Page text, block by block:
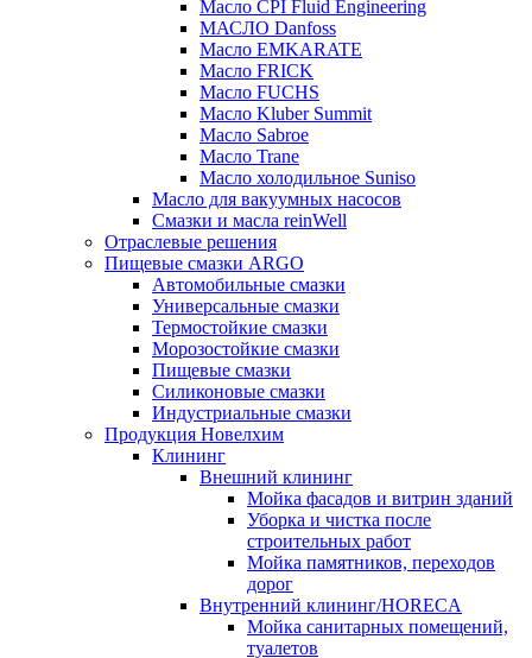
Масло CPI Fluid Engineering
МАСЛО Danfoss
Масло EMKARATE
Масло FRICK
Масло FUCHS
Масло Kluber Summit
Масло Sabroe
Масло Trane
Масло холодильное Suniso
Масло для вакуумных насосов
Смазки и масла reinWell
Отраслевые решения
Пищевые смазки ARGO
Автомобильные смазки
Универсальные смазки
Термостойкие смазки
Морозостойкие смазки
Пищевые смазки
Силиконовые смазки
Индустриальные смазки
Продукция Новелхим
Клининг
Внешний клининг
Мойка фасадов и витрин зданий
Уборка и чистка после
строительных работ
Мойка памятников, переходов
дорог
Внутренний клининг/HORECA
Мойка санитарных помещений,
туалетов